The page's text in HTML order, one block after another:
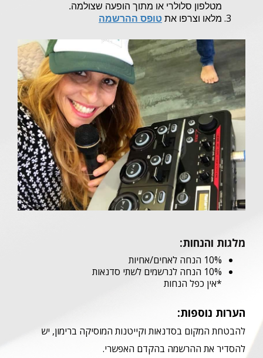
מטלפון סלולרי או מתוך הופעה שצולמה.
מלאו וצרפו את טופס ההרשמה
מלגות והנחות:
10% הנחה לאחים/אחיות
10% הנחה לנרשמים לשתי סדנאות
*אין כפל הנחות
הערות נוספות:
להבטחת המקום בסדנאות וקייטנות המוסיקה ברימון, יש
להסדיר את ההרשמה בהקדם האפשרי.